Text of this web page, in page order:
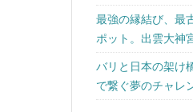
最強の縁結び、最
ポット。出雲大神
バリと日本の架け
で繋ぐ夢のチャレ